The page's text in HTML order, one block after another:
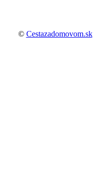
© Cestazadomovom.sk